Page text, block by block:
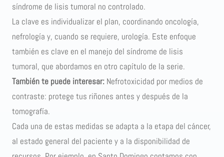
síndrome de lisis tumoral no controlado.
La clave es individualizar el plan, coordinando oncología,
nefrología y, cuando se requiere, urología. Este enfoque
también es clave en el manejo del síndrome de lisis
tumoral, que abordamos en otro capítulo de la serie.
También te puede interesar: Nefrotoxicidad por medios de
contraste: protege tus riñones antes y después de la
tomografía.
Cada una de estas medidas se adapta a la etapa del cáncer,
al estado general del paciente y a la disponibilidad de